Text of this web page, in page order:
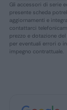
Gli accessori di serie
presente scheda
aggiornamenti e
contattarci
prezzo e dotazione
per eventuali errori o
impegno contrattuale.